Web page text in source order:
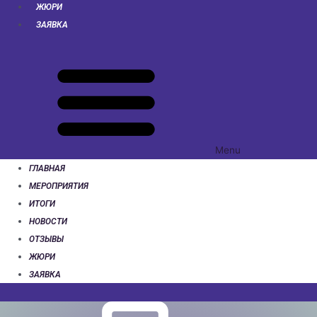
ЖЮРИ
ЗАЯВКА
Menu
ГЛАВНАЯ
МЕРОПРИЯТИЯ
ИТОГИ
НОВОСТИ
ОТЗЫВЫ
ЖЮРИ
ЗАЯВКА